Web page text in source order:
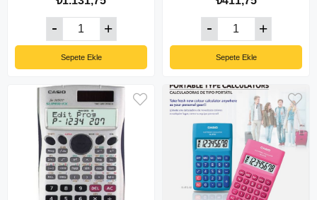
Sepete Ekle Sepete Ekle